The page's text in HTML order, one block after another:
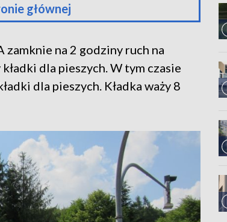
głównej
na 2 godziny ruch na
dla pieszych. W tym czasie
dla pieszych. Kładka waży 8